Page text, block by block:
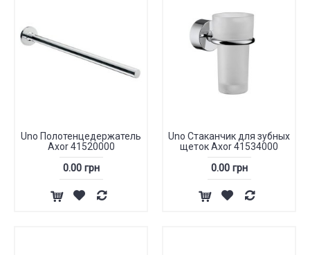
Uno Полотенцедержатель
Axor 41520000
0.00 грн
Uno Стаканчик для зубных
щеток Axor 41534000
0.00 грн